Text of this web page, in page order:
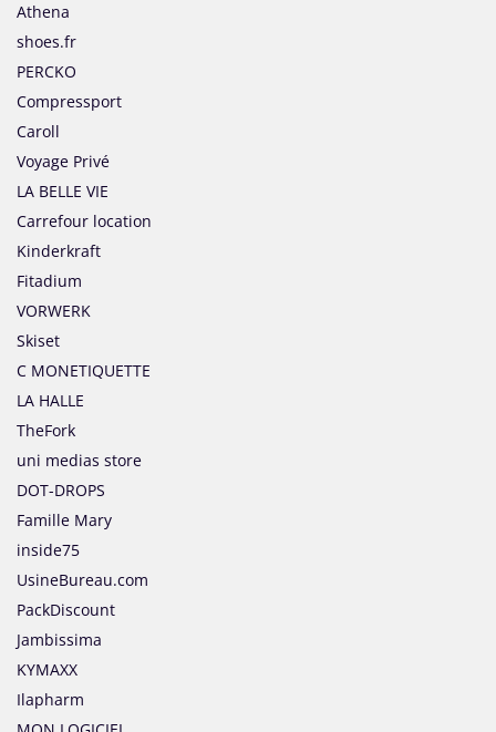
Athena
shoes.fr
PERCKO
Compressport
Caroll
Voyage Privé
LA BELLE VIE
Carrefour location
Kinderkraft
Fitadium
VORWERK
Skiset
C MONETIQUETTE
LA HALLE
TheFork
uni medias store
DOT-DROPS
Famille Mary
inside75
UsineBureau.com
PackDiscount
Jambissima
KYMAXX
Ilapharm